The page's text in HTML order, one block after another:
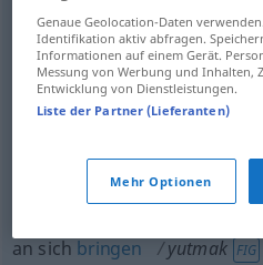
hinunterschlucken yutmak
einnehmen yutmak MED
verschlingenBuch yutmak
an sich bringen yutmak FIG
Genaue Geolocation-Daten
Identifikation aktiv abfragen.
Informationen auf einem Gerät.
Messung von Werbung und Inhalten,
Entwicklung von Dienstleistungen.
Liste der Partner (Lieferanten)
Mehr Optionen